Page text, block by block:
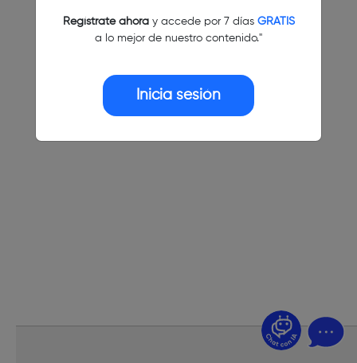
Regístrate ahoray accede por 7 días GRATIS
a lo mejor de nuestro contenido."
Inicia sesión